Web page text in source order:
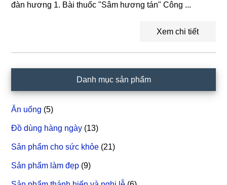
đàn hương 1. Bài thuốc "Sâm hương tán" Công ...
Xem chi tiết
chính
Danh mục sản phẩm
Ăn uống (5)
Đồ dùng hàng ngày (13)
Sản phẩm cho sức khỏe (21)
Sản phẩm làm đẹp (9)